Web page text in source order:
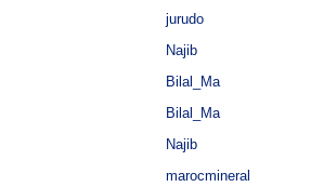
jurudo
Najib
Bilal_Ma
Bilal_Ma
Najib
marocmineral